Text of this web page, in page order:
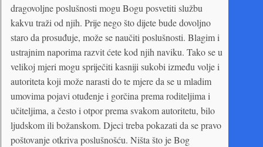
dragovoljne poslušnosti mogu Bogu posvetiti službu
kakvu traži od njih. Prije nego što dijete bude dovoljno
staro da prosuđuje, može se naučiti poslušnosti. Blagim i
ustrajnim naporima razvit ćete kod njih naviku. Tako se u
velikoj mjeri mogu spriječiti kasniji sukobi između volje i
autoriteta koji može narasti do te mjere da se u mladim
umovima pojavi otuđenje i gorčina prema roditeljima i
učiteljima, a često i otpor prema svakom autoritetu, bilo
ljudskom ili božanskom. Djeci treba pokazati da se pravo
poštovanje otkriva poslušnošću. Ništa što je Bog